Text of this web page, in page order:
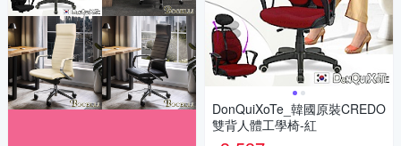
DonQuiXoTe_韓國原裝CREDO
雙背人體工學椅-紅